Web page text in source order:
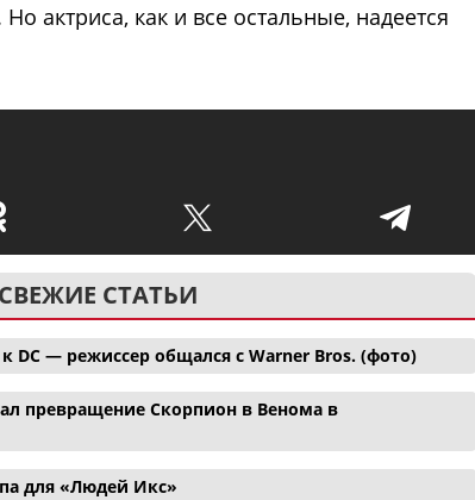
актриса, как и все остальные, надеется
СВЕЖИЕ СТАТЬИ
DC — режиссер общался с Warner Bros. (фото)
превращение Скорпион в Венома в
для «Людей Икс»